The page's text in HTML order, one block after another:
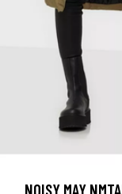
NOISY MAY